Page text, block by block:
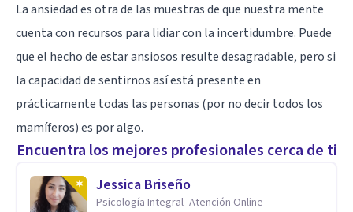
La ansiedad es otra de las muestras de que nuestra mente
cuenta con recursos para lidiar con la incertidumbre. Puede
que el hecho de estar ansiosos resulte desagradable, pero si
la capacidad de sentirnos así está presente en
prácticamente todas las personas (por no decir todos los
mamíferos) es por algo.
Encuentra los mejores profesionales cerca de ti
Jessica Briseño
Psicología Integral -Atención Online